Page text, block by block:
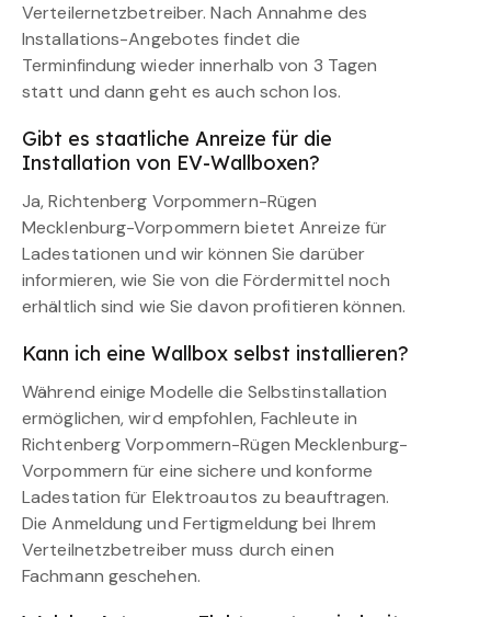
Verteilernetzbetreiber. Nach Annahme des
Installations-Angebotes findet die
Terminfindung wieder innerhalb von 3 Tagen
statt und dann geht es auch schon los.
Gibt es staatliche Anreize für die
Installation von EV-Wallboxen?
Ja, Richtenberg Vorpommern-Rügen
Mecklenburg-Vorpommern bietet Anreize für
Ladestationen und wir können Sie darüber
informieren, wie Sie von die Fördermittel noch
erhältlich sind wie Sie davon profitieren können.
Kann ich eine Wallbox selbst installieren?
Während einige Modelle die Selbstinstallation
ermöglichen, wird empfohlen, Fachleute in
Richtenberg Vorpommern-Rügen Mecklenburg-
Vorpommern für eine sichere und konforme
Ladestation für Elektroautos zu beauftragen.
Die Anmeldung und Fertigmeldung bei Ihrem
Verteilnetzbetreiber muss durch einen
Fachmann geschehen.